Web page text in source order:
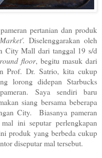
pertanian dan produk
Diselenggarakan oleh
City Mall dari tanggal 19 s/d
floor, begitu masuk dari
Prof. Dr. Satrio, kita cukup
lorong didepan Starbucks
Saya sendiri baru
siang bersama beberapa
City. Biasanya pameran
ini seputar perlengkapan
produk yang berbeda cukup
diseputar mal tersebut.